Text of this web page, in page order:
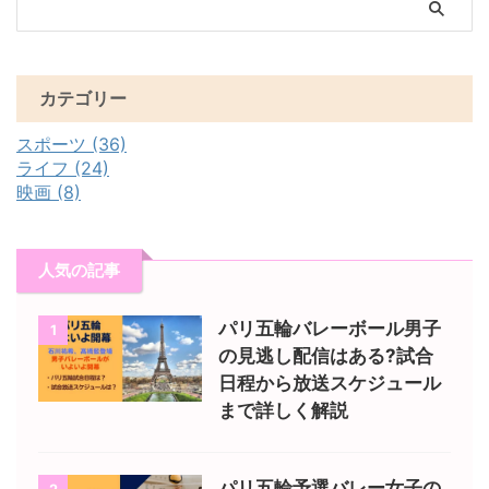
カテゴリー
スポーツ (36)
ライフ (24)
映画 (8)
人気の記事
1
パリ五輪バレーボール男子
の見逃し配信はある?試合
日程から放送スケジュール
まで詳しく解説